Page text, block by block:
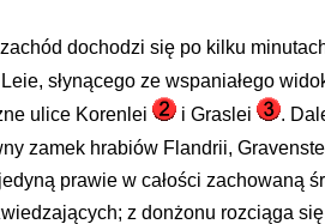
dochodzi się po kilku
słynącego ze wspaniałego
ulice Korenlei
i Graslei
.
zamek hrabiów Flandrii,
prawie w całości zachowaną
z donżonu rozciąga